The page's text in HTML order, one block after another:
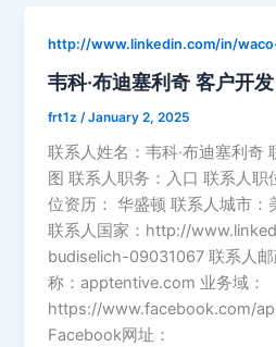
http://www.linkedin.com/in/
韦科·布迪塞利奇 客户开发
frt1z /January 2, 2025
联系人姓名：韦科·布迪塞利奇
图 联系人职务：入口 联系人
位资历： 华盛顿 联系人城市：
联系人国家：http://
budiselich-09031067 联系人
称：apptentive.com 业务域：
https://www.facebook.com/
Facebook网址：